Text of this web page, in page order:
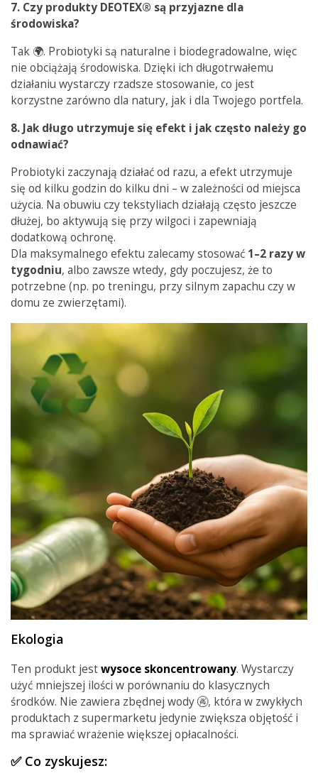
7. Czy produkty DEOTEX® są przyjazne dla
środowiska?
Tak 🌍. Probiotyki są naturalne i biodegradowalne, więc
nie obciążają środowiska. Dzięki ich długotrwałemu
działaniu wystarczy rzadsze stosowanie, co jest
korzystne zarówno dla natury, jak i dla Twojego portfela.
8. Jak długo utrzymuje się efekt i jak często należy go
odnawiać?
Probiotyki zaczynają działać od razu, a efekt utrzymuje
się od kilku godzin do kilku dni – w zależności od miejsca
użycia. Na obuwiu czy tekstyliach działają często jeszcze
dłużej, bo aktywują się przy wilgoci i zapewniają
dodatkową ochronę.
Dla maksymalnego efektu zalecamy stosować 1–2 razy w
tygodniu, albo zawsze wtedy, gdy poczujesz, że to
potrzebne (np. po treningu, przy silnym zapachu czy w
domu ze zwierzętami).
Ekologia
Ten produkt jestwysoce skoncentrowany. Wystarczy
użyć mniejszej ilości w porównaniu do klasycznych
środków. Nie zawiera zbędnej wody 🚱, która w zwykłych
produktach z supermarketu jedynie zwiększa objętość i
ma sprawiać wrażenie większej opłacalności.
✅ Co zyskujesz: